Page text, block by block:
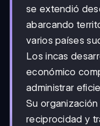
se extendió
abarcando
varios países
Los incas
económico
administrar
Su
reciprocidad y